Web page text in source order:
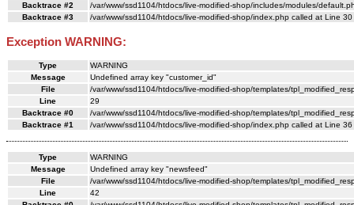
Backtrace #2
/var/www/ssd1104/htdocs/live-modified-shop/includes/modules/
Backtrace #3
/var/www/ssd1104/htdocs/live-modified-shop/index.php called at Line 30
Exception WARNING:
Type
WARNING
Message
Undefined array key "customer_id"
File
/var/www/ssd1104/htdocs/live-modified-shop/templates/
Line
29
Backtrace #0
/var/www/ssd1104/htdocs/live-modified-shop/templates/
Backtrace #1
/var/www/ssd1104/htdocs/live-modified-shop/index.php called at Line 36
Type
WARNING
Message
Undefined array key "newsfeed"
File
/var/www/ssd1104/htdocs/live-modified-shop/templates/
Line
42